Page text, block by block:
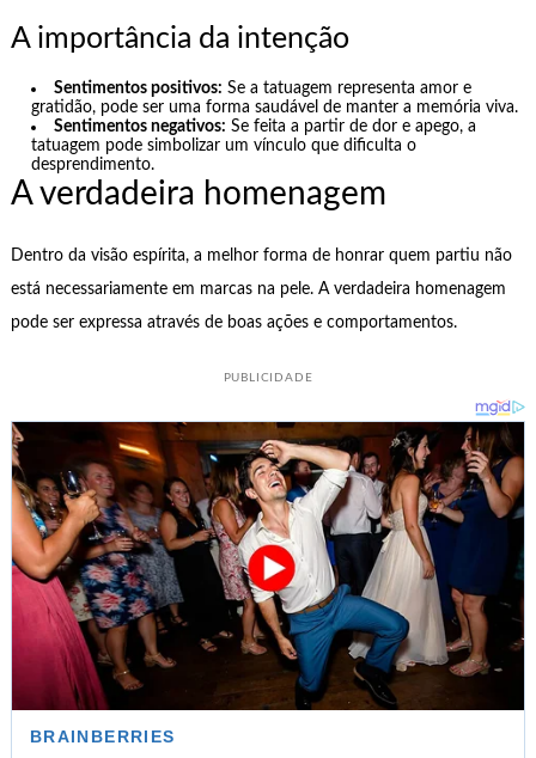
A importância da intenção
Sentimentos positivos: Se a tatuagem representa amor e
gratidão, pode ser uma forma saudável de manter a memória viva.
Sentimentos negativos: Se feita a partir de dor e apego, a
tatuagem pode simbolizar um vínculo que dificulta o
desprendimento.
A verdadeira homenagem
Dentro da visão espírita, a melhor forma de honrar quem partiu não
está necessariamente em marcas na pele. A verdadeira homenagem
pode ser expressa através de boas ações e comportamentos.
PUBLICIDADE